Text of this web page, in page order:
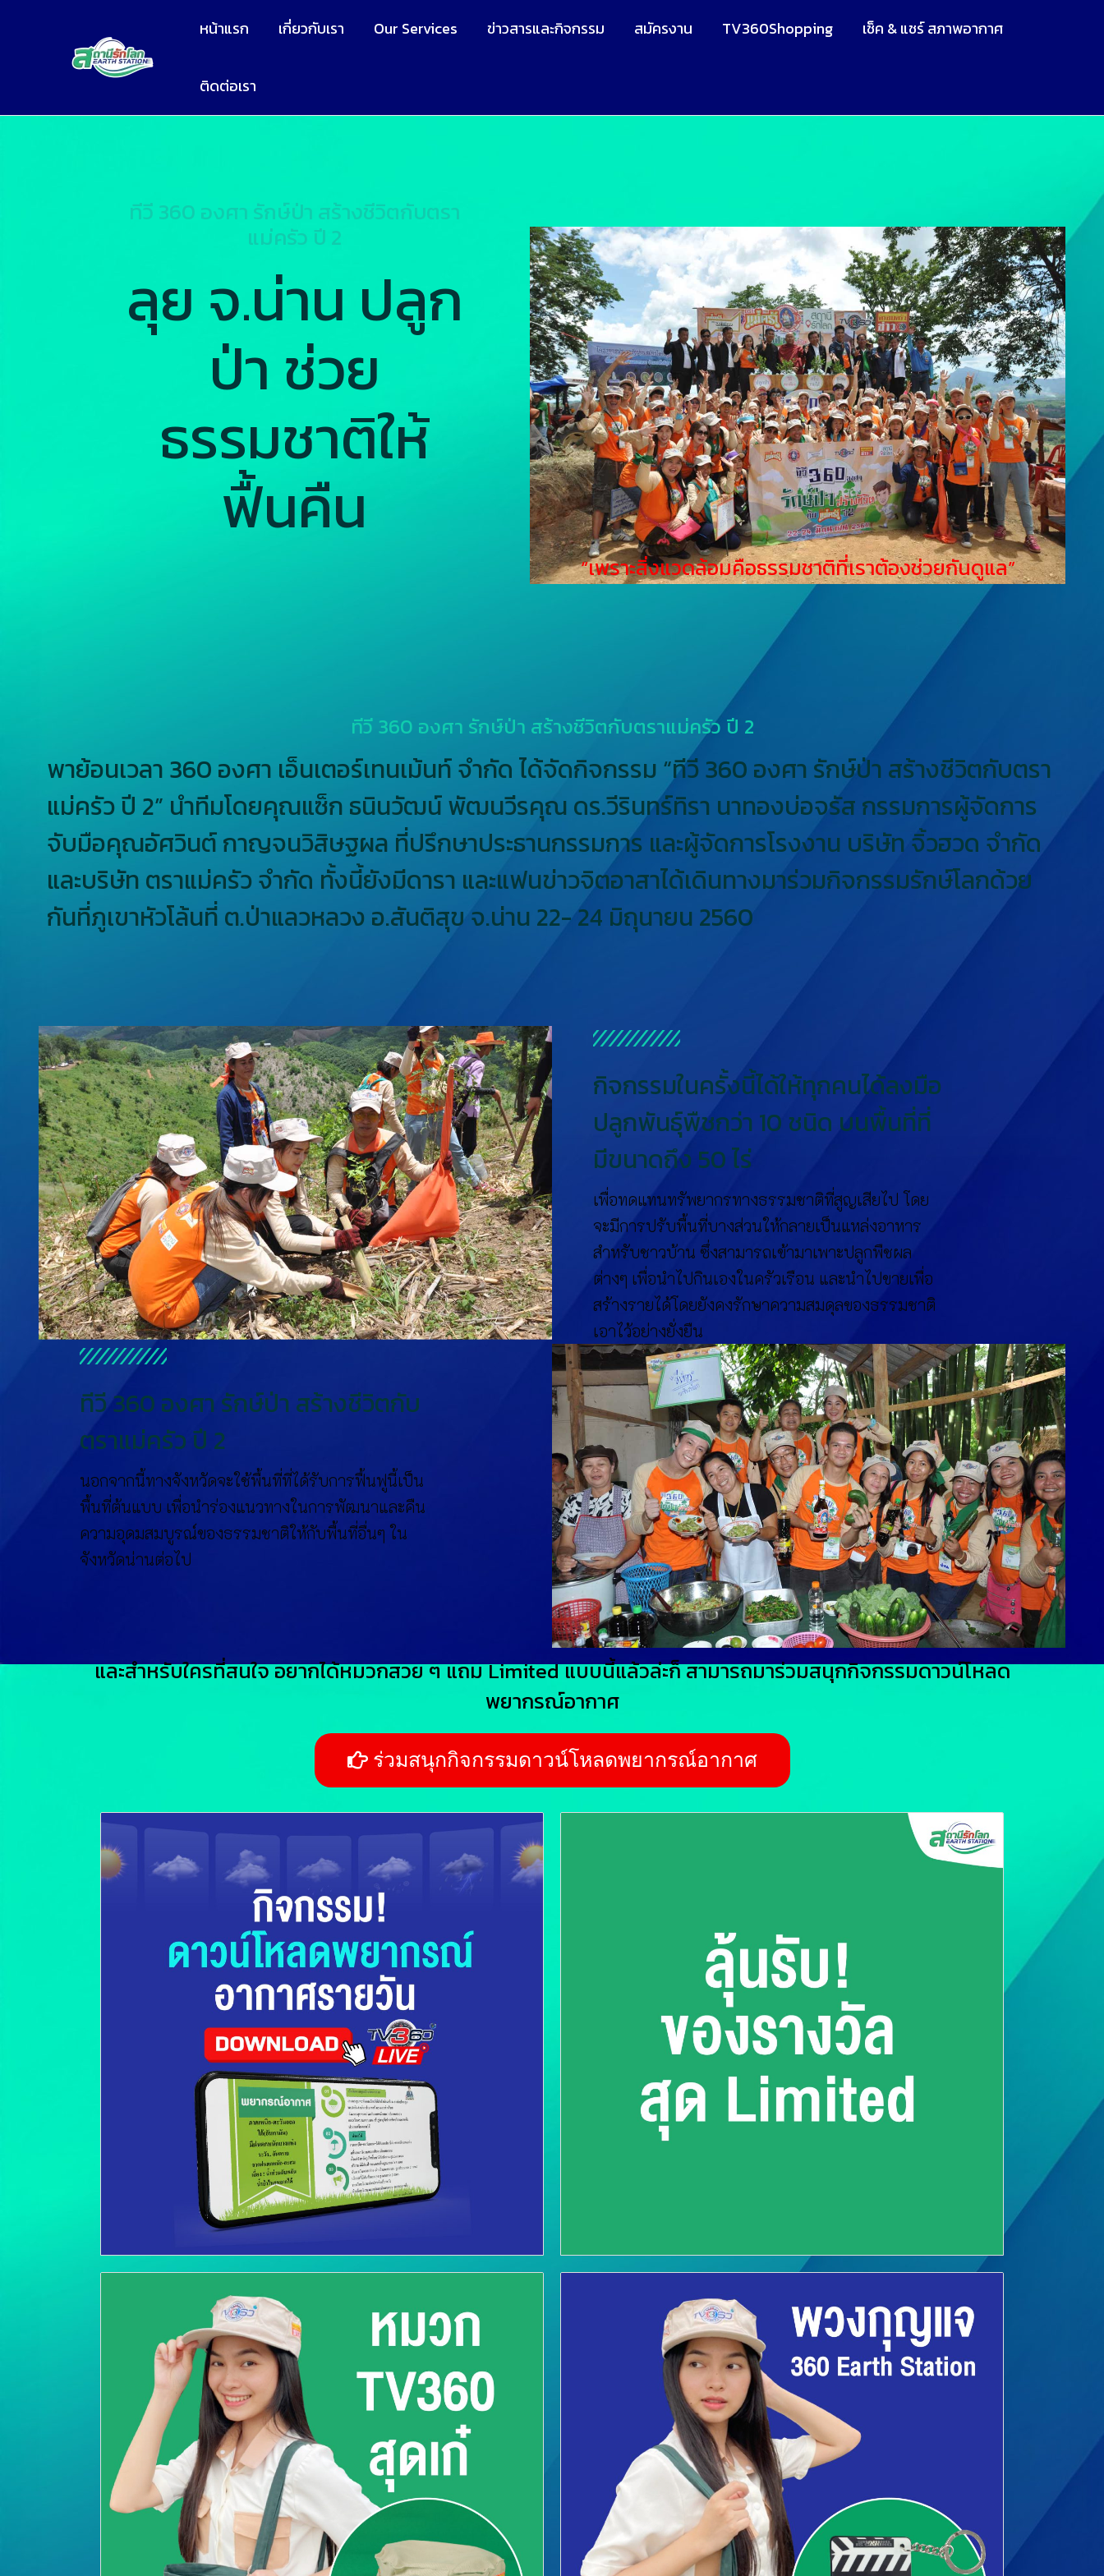
หน้าแรก เกี่ยวกับเรา Our Services ข่าวสารและกิจกรรม สมัครงาน TV360Shopping เช็ค & แชร์ สภาพอากาศ
ติดต่อเรา
ทีวี 360 องศา รักษ์ป่า สร้างชีวิตกับตรา
แม่ครัว ปี 2
ลุย จ.น่าน ปลูก
ป่า ช่วย
ธรรมชาติให้
ฟื้นคืน
“เพราะสิ่งแวดล้อมคือธรรมชาติที่เราต้องช่วยกันดูแล”
ทีวี 360 องศา รักษ์ป่า สร้างชีวิตกับตราแม่ครัว ปี 2
พาย้อนเวลา 360 องศา เอ็นเตอร์เทนเม้นท์ จำกัด ได้จัดกิจกรรม “ทีวี 360 องศา รักษ์ป่า สร้างชีวิตกับตรา
แม่ครัว ปี 2” นำทีมโดยคุณแซ็ก ธนินวัฒน์ พัฒนวีรคุณ ดร.วีรินทร์ทิรา นาทองบ่อจรัส กรรมการผู้จัดการ
จับมือคุณอัศวินต์ กาญจนวิสิษฐผล ที่ปรึกษาประธานกรรมการ และผู้จัดการโรงงาน บริษัท จิ้วฮวด จำกัด
และบริษัท ตราแม่ครัว จำกัด ทั้งนี้ยังมีดารา และแฟนข่าวจิตอาสาได้เดินทางมาร่วมกิจกรรมรักษ์โลกด้วย
กันที่ภูเขาหัวโล้นที่ ต.ป่าแลวหลวง อ.สันติสุข จ.น่าน 22- 24 มิถุนายน 2560
กิจกรรมในครั้งนี้ได้ให้ทุกคนได้ลงมือ
ปลูกพันธุ์พืชกว่า 10 ชนิด บนพื้นที่ที่
มีขนาดถึง 50 ไร่
เพื่อทดแทนทรัพยากรทางธรรมชาติที่สูญเสียไป โดย
จะมีการปรับพื้นที่บางส่วนให้กลายเป็นแหล่งอาหาร
สำหรับชาวบ้าน ซึ่งสามารถเข้ามาเพาะปลูกพืชผล
ต่างๆ เพื่อนำไปกินเองในครัวเรือน และนำไปขายเพื่อ
สร้างรายได้โดยยังคงรักษาความสมดุลของธรรมชาติ
เอาไว้อย่างยั่งยืน
ทีวี 360 องศา รักษ์ป่า สร้างชีวิตกับ
ตราแม่ครัว ปี 2
นอกจากนี้ทางจังหวัดจะใช้พื้นที่ที่ได้รับการฟื้นฟูนี้เป็น
พื้นที่ต้นแบบ เพื่อนำร่องแนวทางในการพัฒนาและคืน
ความอุดมสมบูรณ์ของธรรมชาติให้กับพื้นที่อื่นๆ ใน
จังหวัดน่านต่อไป
และสำหรับใครที่สนใจ อยากได้หมวกสวย ๆ แถม Limited แบบนี้แล้วล่ะก็ สามารถมาร่วมสนุกกิจกรรมดาวน์โหลด
พยากรณ์อากาศ
ร่วมสนุกกิจกรรมดาวน์โหลดพยากรณ์อากาศ